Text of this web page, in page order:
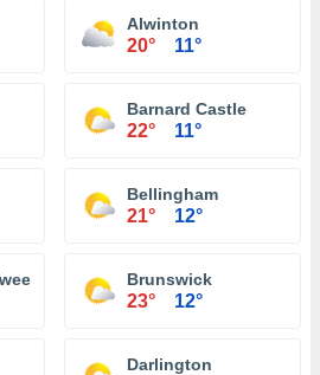
Alwinton
20° 11°
Barnard Castle
22° 11°
Bellingham
21° 12°
Brunswick
23° 12°
Darlington